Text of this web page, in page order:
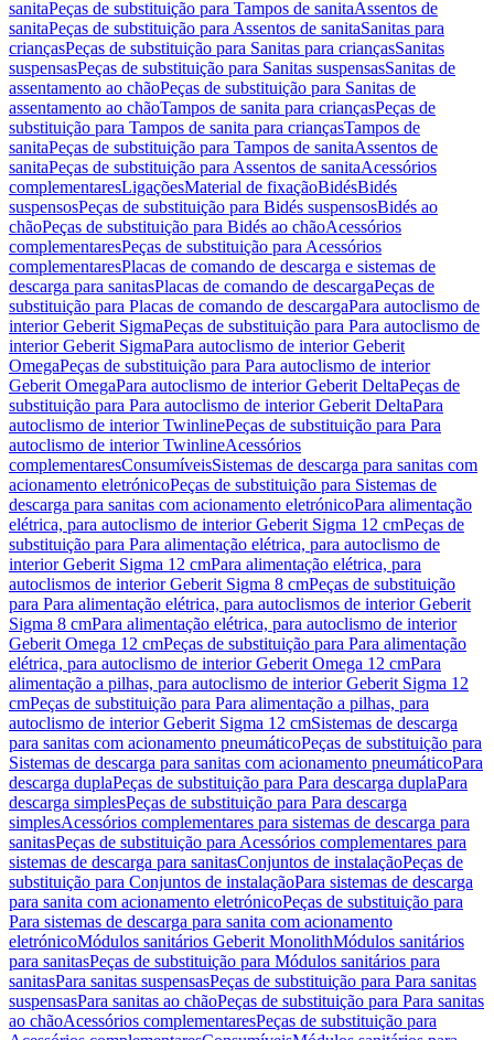
sanitaPeças de substituição para Tampos de sanitaAssentos de
sanitaPeças de substituição para Assentos de sanitaSanitas para
criançasPeças de substituição para Sanitas para criançasSanitas
suspensasPeças de substituição para Sanitas suspensasSanitas de
assentamento ao chãoPeças de substituição para Sanitas de
assentamento ao chãoTampos de sanita para criançasPeças de
substituição para Tampos de sanita para criançasTampos de
sanitaPeças de substituição para Tampos de sanitaAssentos de
sanitaPeças de substituição para Assentos de sanitaAcessórios
complementaresLigaçõesMaterial de fixaçãoBidésBidés
suspensosPeças de substituição para Bidés suspensosBidés ao
chãoPeças de substituição para Bidés ao chãoAcessórios
complementaresPeças de substituição para Acessórios
complementaresPlacas de comando de descarga e sistemas de
descarga para sanitasPlacas de comando de descargaPeças de
substituição para Placas de comando de descargaPara autoclismo de
interior Geberit SigmaPeças de substituição para Para autoclismo de
interior Geberit SigmaPara autoclismo de interior Geberit
OmegaPeças de substituição para Para autoclismo de interior
Geberit OmegaPara autoclismo de interior Geberit DeltaPeças de
substituição para Para autoclismo de interior Geberit DeltaPara
autoclismo de interior TwinlinePeças de substituição para Para
autoclismo de interior TwinlineAcessórios
complementaresConsumíveisSistemas de descarga para sanitas com
acionamento eletrónicoPeças de substituição para Sistemas de
descarga para sanitas com acionamento eletrónicoPara alimentação
elétrica, para autoclismo de interior Geberit Sigma 12 cmPeças de
substituição para Para alimentação elétrica, para autoclismo de
interior Geberit Sigma 12 cmPara alimentação elétrica, para
autoclismos de interior Geberit Sigma 8 cmPeças de substituição
para Para alimentação elétrica, para autoclismos de interior Geberit
Sigma 8 cmPara alimentação elétrica, para autoclismo de interior
Geberit Omega 12 cmPeças de substituição para Para alimentação
elétrica, para autoclismo de interior Geberit Omega 12 cmPara
alimentação a pilhas, para autoclismo de interior Geberit Sigma 12
cmPeças de substituição para Para alimentação a pilhas, para
autoclismo de interior Geberit Sigma 12 cmSistemas de descarga
para sanitas com acionamento pneumáticoPeças de substituição para
Sistemas de descarga para sanitas com acionamento pneumáticoPara
descarga duplaPeças de substituição para Para descarga duplaPara
descarga simplesPeças de substituição para Para descarga
simplesAcessórios complementares para sistemas de descarga para
sanitasPeças de substituição para Acessórios complementares para
sistemas de descarga para sanitasConjuntos de instalaçãoPeças de
substituição para Conjuntos de instalaçãoPara sistemas de descarga
para sanita com acionamento eletrónicoPeças de substituição para
Para sistemas de descarga para sanita com acionamento
eletrónicoMódulos sanitários Geberit MonolithMódulos sanitários
para sanitasPeças de substituição para Módulos sanitários para
sanitasPara sanitas suspensasPeças de substituição para Para sanitas
suspensasPara sanitas ao chãoPeças de substituição para Para sanitas
ao chãoAcessórios complementaresPeças de substituição para